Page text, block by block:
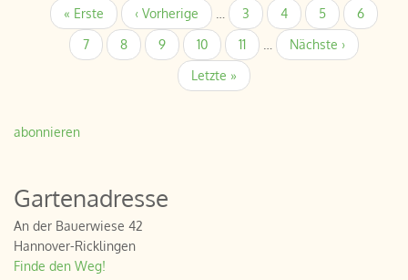
Seitennummerierung
Erste
Seite
« Erste
Vorherige
Seite
‹ Vorherige Page
3 Page
4 Page
5 Page
6
Page
7 Page
8 Page
9 Page
10 Page
11
Nächste
Seite
Nächste ›
Letzte
Seite
Letzte »
abonnieren
Gartenadresse
An der Bauerwiese 42
Hannover-Ricklingen
Finde den Weg!